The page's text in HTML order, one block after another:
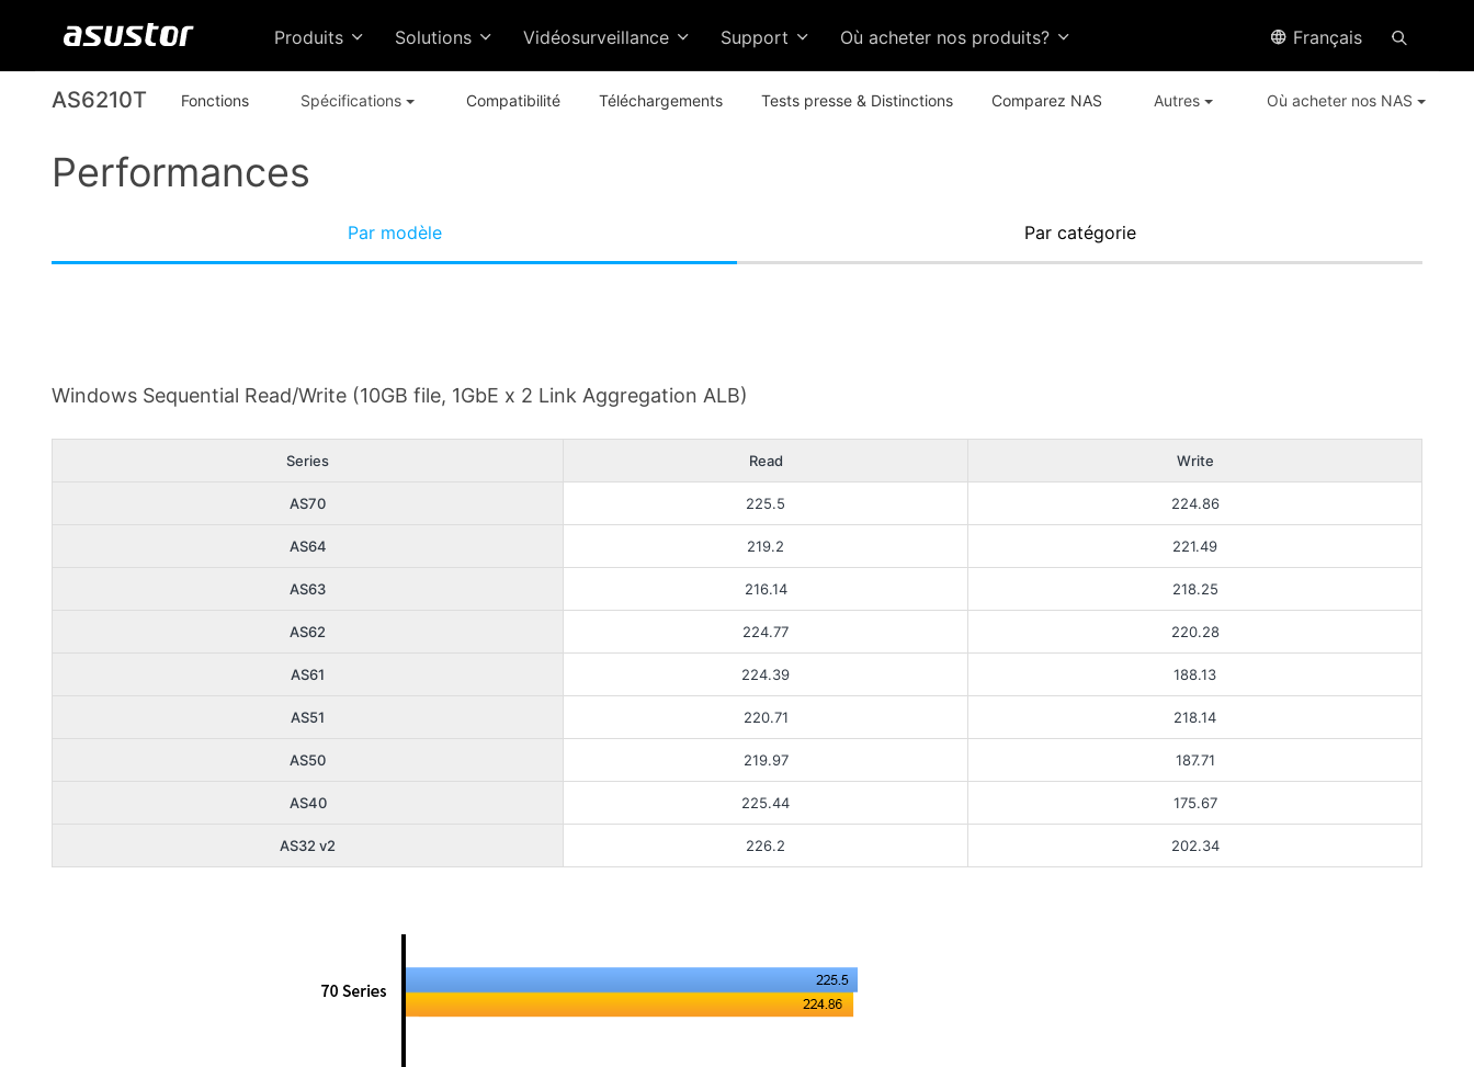
Produits Solutions Vidéosurveillance Support Où acheter nos produits? Français
AS6210T Fonctions Spécifications Compatibilité Téléchargements Tests presse & Distinctions Comparez NAS Autres Où acheter nos NAS
Performances
Par modèle Par catégorie
Windows Sequential Read/Write (10GB file, 1GbE x 2 Link Aggregation ALB)
Series Read Write
AS70 225.5 224.86
AS64 219.2 221.49
AS63 216.14 218.25
AS62 224.77 220.28
AS61 224.39 188.13
AS51 220.71 218.14
AS50 219.97 187.71
AS40 225.44 175.67
AS32 v2 226.2 202.34